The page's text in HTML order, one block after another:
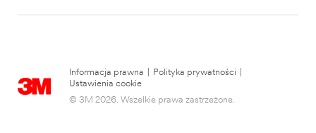
Informacja prawna Polityka prywatności
Ustawienia cookie
© 3M 2026. Wszelkie prawa zastrzeżone.